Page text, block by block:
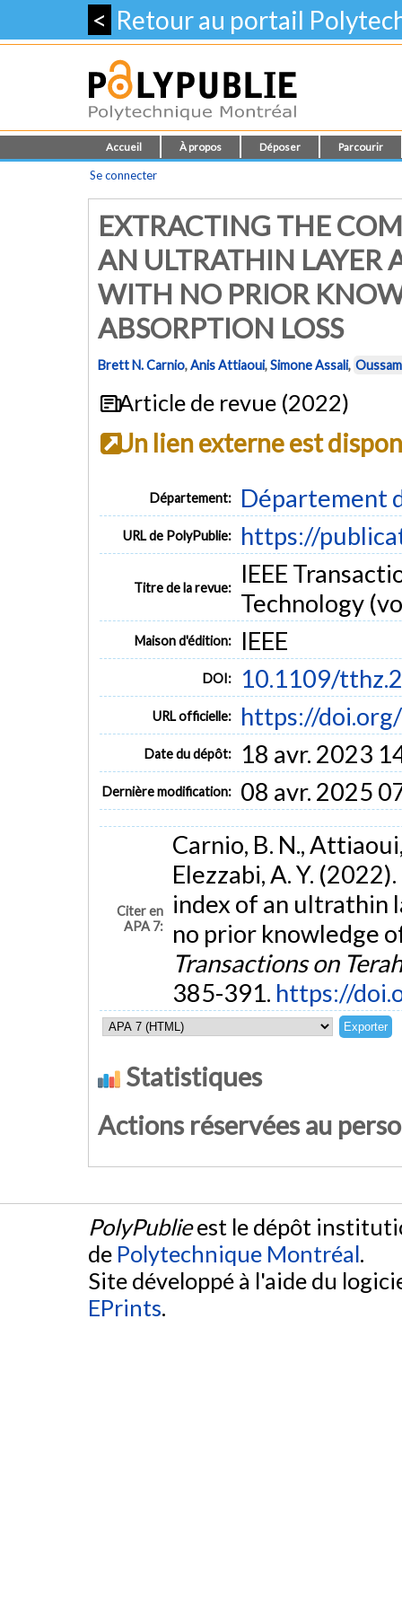
< Retour au portail
Accueil À propos Déposer Parcourir
Se connecter
EXTRACTING THE
AN ULTRATHIN LAYER
WITH NO PRIOR
ABSORPTION LOSS
Brett N. Carnio,Anis Attiaoui,Simone Assali,
Article de revue (2022)
Un lien externe est
Département: Département
URL de PolyPublie: https://
Titre de la revue:
IEEE
Technology
Maison d'édition: IEEE
DOI: 10.1109/
URL officielle: https://
Date du dépôt: 18 avr. 2023
Dernière modification: 08 avr. 2025
Citer en
APA 7:
Carnio, B. N.,
Elezzabi, A. Y.
index of an ultrathin
no prior knowledge
Transactions on
385-391. https://
Statistiques
Actions réservées au
PolyPublieest le dépôt
de Polytechnique Montréal.
Site développé à l'aide du
EPrints.